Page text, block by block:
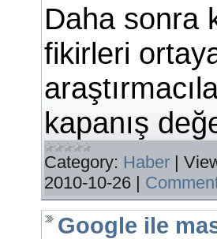
Daha sonra
fikirleri
kapanış
Category: Haber |
2010-10-26 |
Google ile